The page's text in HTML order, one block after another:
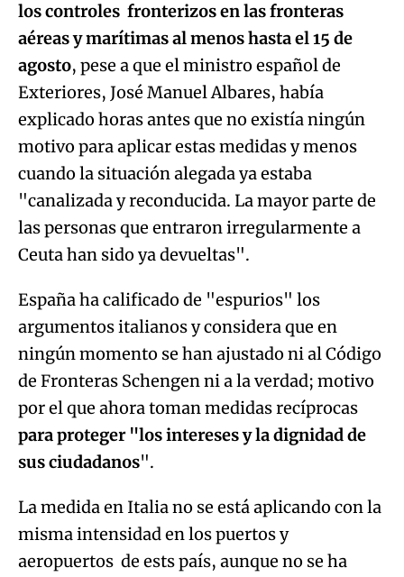
los controles fronterizos en las fronteras
aéreas y marítimas al menos hasta el 15 de
agosto, pese a que el ministro español de
Exteriores, José Manuel Albares, había
explicado horas antes que no existía ningún
motivo para aplicar estas medidas y menos
cuando la situación alegada ya estaba
"canalizada y reconducida. La mayor parte de
las personas que entraron irregularmente a
Ceuta han sido ya devueltas".
España ha calificado de "espurios" los
argumentos italianos y considera que en
ningún momento se han ajustado ni al Código
de Fronteras Schengen ni a la verdad; motivo
por el que ahora toman medidas recíprocas
para proteger "los intereses y la dignidad de
sus ciudadanos".
La medida en Italia no se está aplicando con la
misma intensidad en los puertos y
aeropuertos de ests país, aunque no se ha